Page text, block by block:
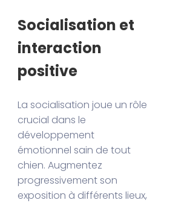
Socialisation et
interaction
positive
La socialisation joue un rôle
crucial dans le
développement
émotionnel sain de tout
chien. Augmentez
progressivement son
exposition à différents lieux,